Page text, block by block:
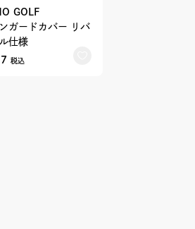
GOLF
ガードカバー リバ
仕様
税込